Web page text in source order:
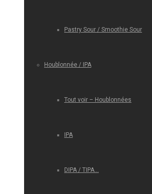
Pastry Sour / Smoothie Sour
Houblonnée / IPA
Tout voir – Houblonnées
IPA
DIPA / TIPA…